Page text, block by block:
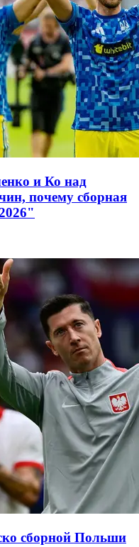
и Ко над
почему сборная
сборной Польши